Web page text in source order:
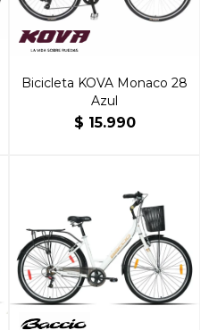
Bicicleta KOVA Monaco 28
Azul
$ 15.990